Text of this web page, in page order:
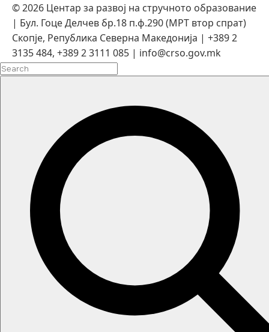
©2026 Центар за развој на стручното образование
| Бул. Гоце Делчев бр.18 п.ф.290 (МРТ втор спрат)
Скопје, Република Северна Македонија | +389 2
3135 484, +389 2 3111 085 | info@crso.gov.mk